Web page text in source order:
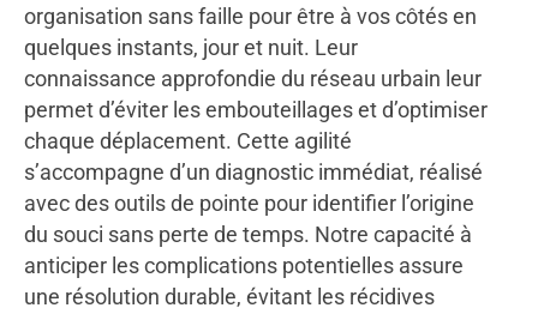
organisation sans faille pour être à vos côtés en
quelques instants, jour et nuit. Leur
connaissance approfondie du réseau urbain leur
permet d’éviter les embouteillages et d’optimiser
chaque déplacement. Cette agilité
s’accompagne d’un diagnostic immédiat, réalisé
avec des outils de pointe pour identifier l’origine
du souci sans perte de temps. Notre capacité à
anticiper les complications potentielles assure
une résolution durable, évitant les récidives